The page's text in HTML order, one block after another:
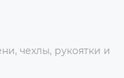
чехлы, рукоятки и